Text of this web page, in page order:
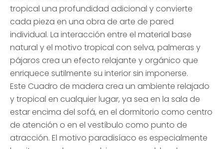
tropical una profundidad adicional y convierte
cada pieza en una obra de arte de pared
individual. La interacción entre el material base
natural y el motivo tropical con selva, palmeras y
pájaros crea un efecto relajante y orgánico que
enriquece sutilmente su interior sin imponerse.
Este Cuadro de madera crea un ambiente relajado
y tropical en cualquier lugar, ya sea en la sala de
estar encima del sofá, en el dormitorio como centro
de atención o en el vestíbulo como punto de
atracción. El motivo paradisíaco es especialmente